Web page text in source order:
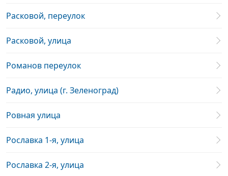
Расковой, переулок
Расковой, улица
Романов переулок
Радио, улица (г. Зеленоград)
Ровная улица
Рославка 1-я, улица
Рославка 2-я, улица